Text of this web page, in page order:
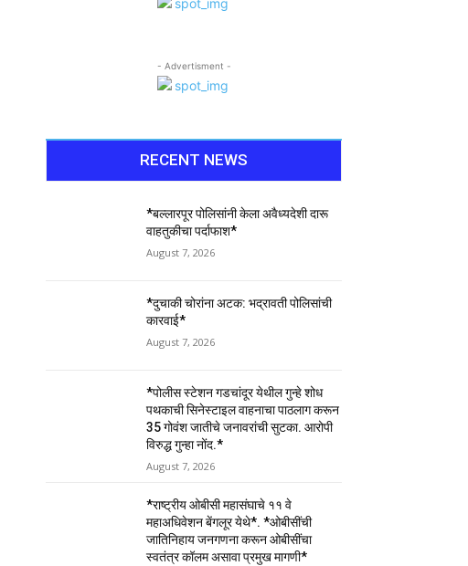
- Advertisment -
RECENT NEWS
*बल्लारपूर पोलिसांनी केला अवैध्यदेशी दारू
वाहतुकीचा पर्दाफाश*
August 7, 2026
*दुचाकी चोरांना अटक: भद्रावती पोलिसांची
कारवाई*
August 7, 2026
*पोलीस स्टेशन गडचांदूर येथील गुन्हे शोध
पथकाची सिनेस्टाइल वाहनाचा पाठलाग करून
35 गोवंश जातीचे जनावरांची सुटका. आरोपी
विरुद्ध गुन्हा नोंद.*
August 7, 2026
*राष्ट्रीय ओबीसी महासंघाचे ११ वे
महाअधिवेशन बेंगलूर येथे*. *ओबीसींची
जातिनिहाय जनगणना करून ओबीसींचा
स्वतंत्र कॉलम असावा प्रमुख मागणी*